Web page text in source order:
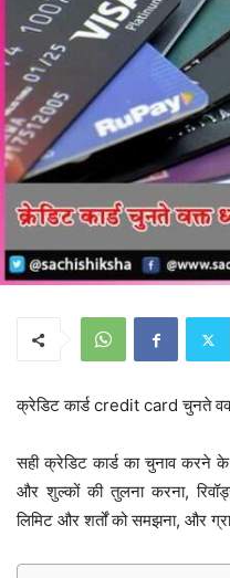
क्रेडिट कार्ड credit card चुनते वक्त
सही क्रेडिट कार्ड का चुनाव करने
और शुल्कों की तुलना करना,
लिमिट और शर्तों को समझना, और